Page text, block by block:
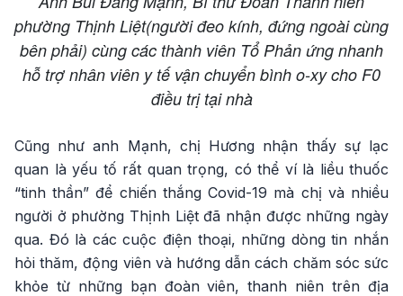
phường Thịnh Liệt(người đeo kính, đứng ngoài cùng
bên phải) cùng các thành viên Tổ Phản ứng nhanh
hỗ trợ nhân viên y tế vận chuyển bình o-xy cho F0
điều trị tại nhà
Cũng như anh Mạnh, chị Hương nhận thấy sự lạc
quan là yếu tố rất quan trọng, có thể ví là liều thuốc
“tinh thần” để chiến thắng Covid-19 mà chị và nhiều
người ở phường Thịnh Liệt đã nhận được những ngày
qua. Đó là các cuộc điện thoại, những dòng tin nhắn
hỏi thăm, động viên và hướng dẫn cách chăm sóc sức
khỏe từ những bạn đoàn viên, thanh niên trên địa